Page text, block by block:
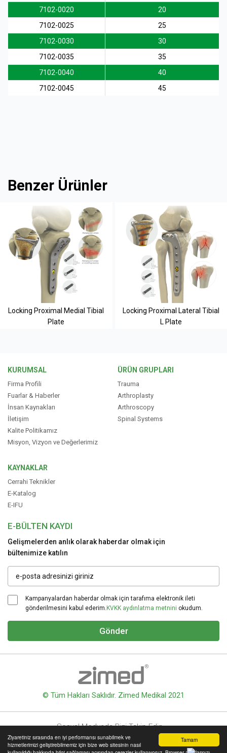
Tamam
Ziyaretiniz sırasında en iyi performansı sunabilmek ve
hizmetlerimizi geliştirebilmemiz için bize web sitesinin nasıl
7102-0020
20
7102-0025
25
7102-0030
30
7102-0035
35
7102-0040
40
7102-0045
45
Benzer Ürünler
Locking Proximal Medial Tibial
Plate
Locking Proximal Lateral Tibial
L Plate
KURUMSAL
Firma Profili
Fuarlar & Haberler
İnsan Kaynakları
İletişim
Kalite Politikamız
Misyon, Vizyon ve Değerlerimiz
ÜRÜN GRUPLARI
Trauma
Arthroplasty
Arthroscopy
Spinal Systems
KAYNAKLAR
Cerrahi Teknikler
E-Katalog
E-IFU
E-BÜLTEN KAYDI
Gelişmelerden anlık olarak haberdar olmak için
bültenimize katılın
Kampanyalardan haberdar olmak için tarafıma elektronik ileti
gönderilmesini kabul ederim. KVKK aydınlatma metnini okudum.
Gönder
© Tüm Hakları Saklıdır. Zimed Medikal 2021
Sosyal Medyada Bizi Takip Edin